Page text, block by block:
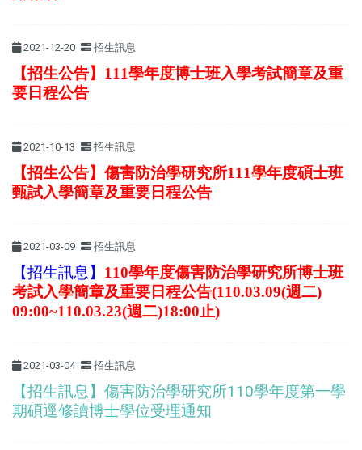
2021-12-20 招生訊息
【招生公告】111學年度博士班入學考試簡章及重
要日程公告
2021-10-13 招生訊息
【招生公告】傷害防治學研究所111學年度碩士班
甄試入學簡章及重要日程公告
2021-03-09 招生訊息
【招生訊息】 110學年度傷害防治學研究所博士班
考試入學簡章及重要日程公告(110.03.09(週二)
09:00~110.03.23(週二)18:00止)
2021-03-04 招生訊息
【招生訊息】傷害防治學研究所110學年度第一學
期碩逕修讀博士學位受理通知